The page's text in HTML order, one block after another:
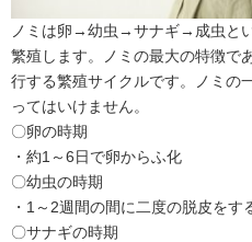
ノミは卵→幼虫→サナギ→成虫と
繁殖します。ノミの最大の特徴で
行する繁殖サイクルです。ノミの
ってはいけません。
〇卵の時期
・約1～6日で卵からふ化
〇幼虫の時期
・1～2週間の間に二度の脱皮をす
〇サナギの時期